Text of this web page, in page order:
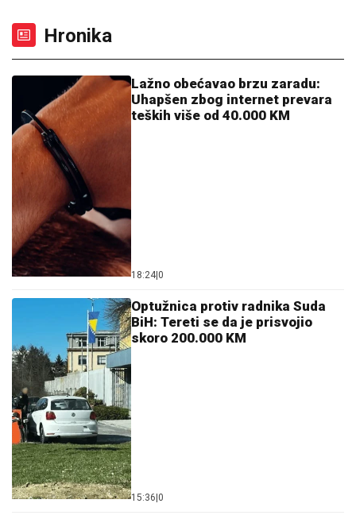
Hronika
Lažno obećavao brzu zaradu:
Uhapšen zbog internet prevara
teških više od 40.000 KM
18:24|0
Optužnica protiv radnika Suda
BiH: Tereti se da je prisvojio
skoro 200.000 KM
15:36|0